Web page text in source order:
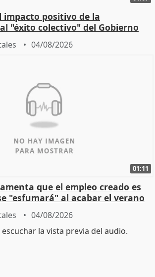
impacto positivo de la
"éxito colectivo" del Gobierno
04/08/2026
01:11
que el empleo creado es
"esfumará" al acabar el verano
04/08/2026